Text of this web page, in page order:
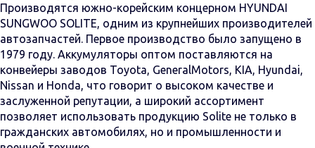
Производятся южно-корейским концерном HYUNDAI
SUNGWOO SOLITE, одним из крупнейших производителей
автозапчастей. Первое производство было запущено в
1979 году. Аккумуляторы оптом поставляются на
конвейеры заводов Toyota, GeneralMotors, KIA, Hyundai,
Nissan и Honda, что говорит о высоком качестве и
заслуженной репутации, а широкий ассортимент
позволяет использовать продукцию Solite не только в
гражданских автомобилях, но и промышленности и